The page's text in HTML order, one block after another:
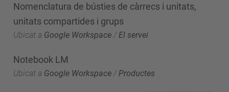
Nomenclatura de bústies de càrrecs i unitats,
unitats compartides i grups
Ubicat a Google Workspace / El servei
Notebook LM
Ubicat a Google Workspace /Productes